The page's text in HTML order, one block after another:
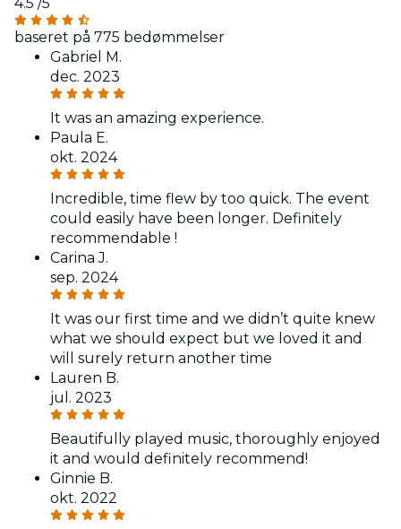
baseret på 775 bedømmelser
Gabriel M.
dec. 2023
It was an amazing experience.
Paula E.
okt. 2024
Incredible, time flew by too quick. The event
could easily have been longer. Definitely
recommendable !
Carina J.
sep. 2024
It was our first time and we didn’t quite knew
what we should expect but we loved it and
will surely return another time
Lauren B.
jul. 2023
Beautifully played music, thoroughly enjoyed
it and would definitely recommend!
Ginnie B.
okt. 2022